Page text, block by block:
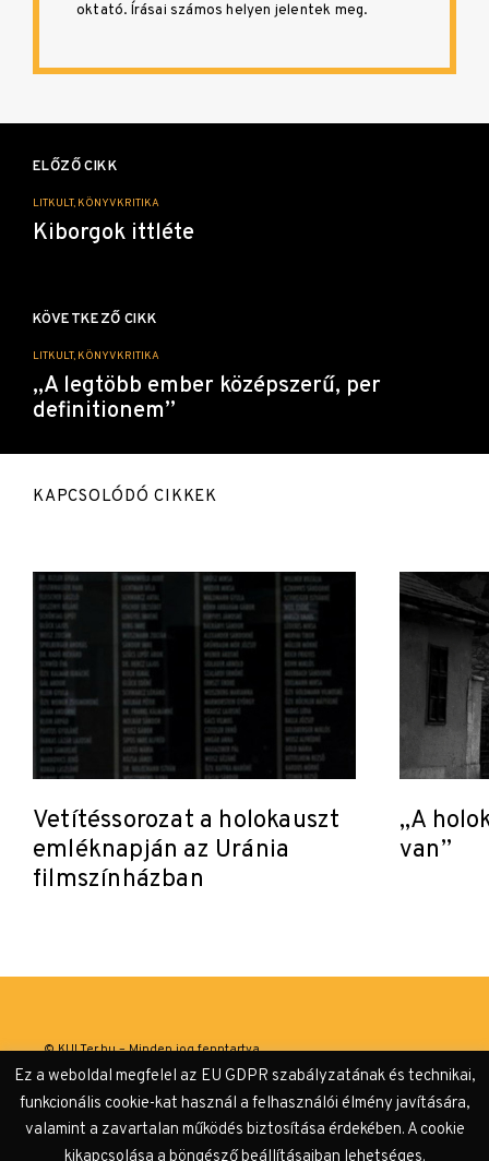
oktató. Írásai számos helyen jelentek meg.
navigáció
ELŐZŐ CIKK
LITKULT, KÖNYVKRITIKA
Kiborgok ittléte
KÖVETKEZŐ CIKK
LITKULT, KÖNYVKRITIKA
„A legtöbb ember középszerű, per
definitionem”
KAPCSOLÓDÓ CIKKEK
Vetítéssorozat a holokauszt
emléknapján az Uránia
filmszínházban
„A
van”
© KULTer.hu – Minden jog fenntartva
Adatvédelmi tájékoztató
Ez a weboldal megfelel az EU GDPR szabályzatának és technikai,
funkcionális cookie-kat használ a felhasználói élmény javítására,
valamint a zavartalan működés biztosítása érdekében. A cookie